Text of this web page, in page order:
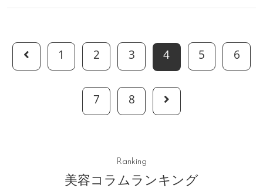
1 2 3 4 5 6
7 8
Ranking
美容コラムランキング